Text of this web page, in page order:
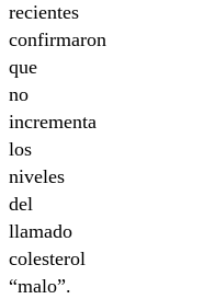
recientes
confirmaron
que
no
incrementa
los
niveles
del
llamado
colesterol
“malo”.